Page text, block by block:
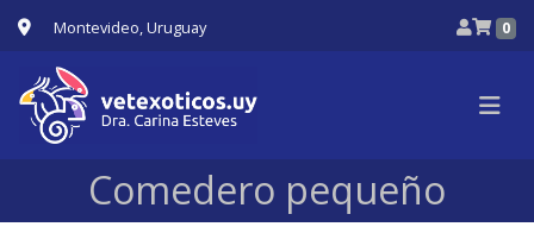
Montevideo, Uruguay 0
Comedero pequeño